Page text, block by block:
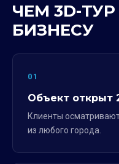
ЧЕМ 3D-
БИЗНЕСУ
01
Объект открыт
Клиенты
из любого города.